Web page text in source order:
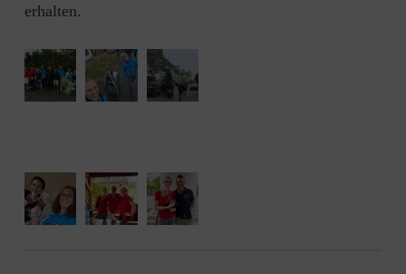
erhalten.